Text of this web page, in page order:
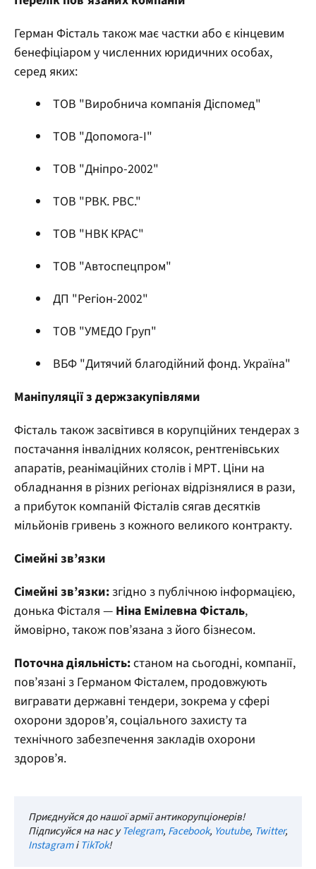
Герман Фісталь також має частки або є кінцевим
бенефіціаром у численних юридичних особах,
серед яких:
ТОВ "Виробнича компанія Діспомед"
ТОВ "Допомога-І"
ТОВ "Дніпро-2002"
ТОВ "РВК. РВС."
ТОВ "НВК КРАС"
ТОВ "Автоспецпром"
ДП "Регіон-2002"
ТОВ "УМЕДО Груп"
ВБФ "Дитячий благодійний фонд. Україна"
Маніпуляції з держзакупівлями
Фісталь також засвітився в корупційних тендерах з
постачання інвалідних колясок, рентгенівських
апаратів, реанімаційних столів і МРТ. Ціни на
обладнання в різних регіонах відрізнялися в рази,
а прибуток компаній Фісталів сягав десятків
мільйонів гривень з кожного великого контракту.
Сімейні зв’язки
Сімейні зв’язки: згідно з публічною інформацією,
донька Фісталя — Ніна Емілевна Фісталь,
ймовірно, також пов’язана з його бізнесом.
Поточна діяльність:станом на сьогодні, компанії,
пов’язані з Германом Фісталем, продовжують
вигравати державні тендери, зокрема у сфері
охорони здоров’я, соціального захисту та
технічного забезпечення закладів охорони
здоров’я.
Приєднуйся до нашої армії антикорупціонерів!
Підписуйся на нас уTelegram, Facebook, Youtube, Twitter,
InstagramіTikTok!